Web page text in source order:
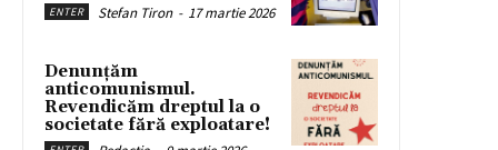
ENTER Stefan Tiron - 17 martie 2026
Denunțăm
anticomunismul.
Revendicăm dreptul la o
societate fără exploatare!